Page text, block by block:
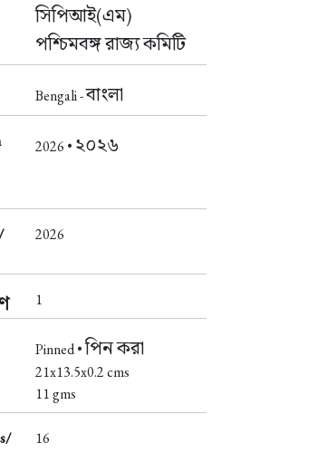
সিপিআই(এম)
পশ্চিমবঙ্গ রাজ্য কমিটি
Bengali -বাংলা
2026 • ২০২৬
2026
1
Pinned •পিন করা
21x13.5x0.2 cms
11 gms
16